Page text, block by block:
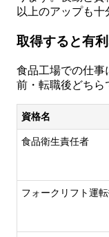
以上のアップも十
取得すると有
食品工場での仕事
前・転職後どちら
資格名
食品衛生責任者
フォークリフト運